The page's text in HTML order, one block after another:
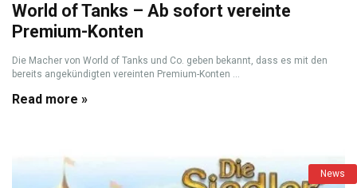
World of Tanks – Ab sofort vereinte
Premium-Konten
Die Macher von World of Tanks und Co. geben bekannt, dass es mit den
bereits angekündigten vereinten Premium-Konten ...
Read more »
News